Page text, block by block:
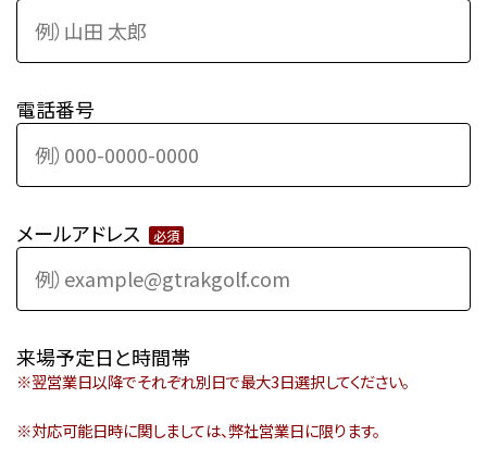
電話番号
メールアドレス 必須
来場予定日と時間帯
翌営業日以降でそれぞれ別日で最大3日選択してください。
対応可能日時に関しましては、弊社営業日に限ります。